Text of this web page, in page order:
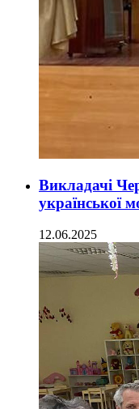
Викладачі
української
12.06.2025